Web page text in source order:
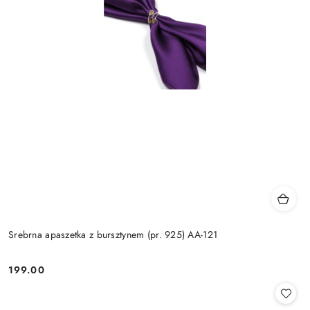
Srebrna apaszetka z bursztynem (pr. 925) AA-121
Cena:
199.00